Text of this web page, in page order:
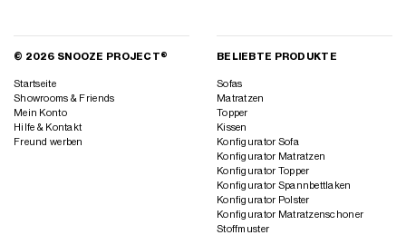
© 2026 SNOOZE PROJECT®
Startseite
Showrooms & Friends
Mein Konto
Hilfe & Kontakt
Freund werben
BELIEBTE PRODUKTE
Sofas
Matratzen
Topper
Kissen
Konfigurator Sofa
Konfigurator Matratzen
Konfigurator Topper
Konfigurator Spannbettlaken
Konfigurator Polster
Konfigurator Matratzenschoner
Stoffmuster